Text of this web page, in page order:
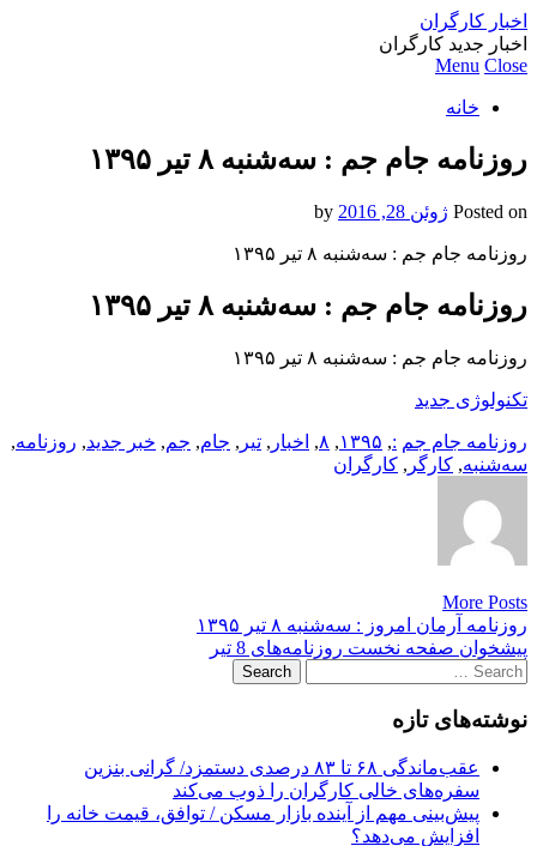
اخبار کارگران
اخبار جدید کارگران
Menu Close
خانه
روزنامه جام جم : سه‌شنبه ۸ تیر ۱۳۹۵
Posted on ژوئن 28, 2016
روزنامه جام جم : سه‌شنبه ۸ تیر ۱۳۹۵
روزنامه جام جم : سه‌شنبه ۸ تیر ۱۳۹۵
روزنامه جام جم : سه‌شنبه ۸ تیر ۱۳۹۵
تکنولوژی جدید
روزنامه جام جم :
, ۱۳۹۵, ۸, اخبار , تیر , جام, جم, خبر جدید, روزنامه,
سه‌شنبه, کارگر , کارگران
More Posts
Post
navigation
روزنامه آرمان امروز : سه‌شنبه ۸ تیر ۱۳۹۵
پیشخوان صفحه نخست روزنامه‌های 8 تیر
Search
for:
نوشته‌های تازه
عقب‌ماندگی ۶۸ تا ۸۳ درصدی دستمزد/ گرانی بنزین
سفره‌های خالی کارگران را ذوب می‌کند
پیش‌بینی مهم از آینده بازار مسکن / توافق، قیمت خانه را
افزایش می‌دهد؟